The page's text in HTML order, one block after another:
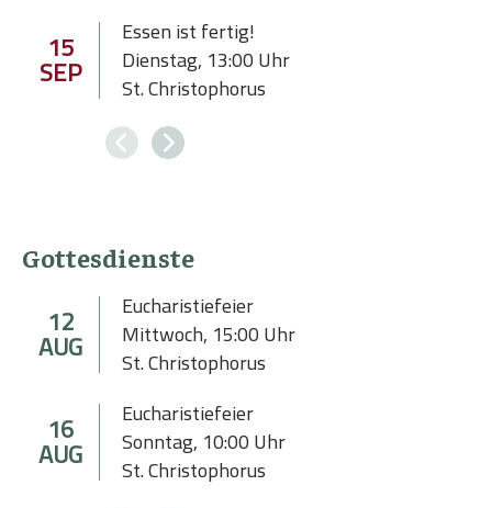
15
SEP
Essen ist fertig!
Dienstag, 13:00Uhr
St. Christophorus
Gottesdienste
12
AUG
Eucharistiefeier
Mittwoch, 15:00Uhr
St. Christophorus
16
AUG
Eucharistiefeier
Sonntag, 10:00Uhr
St. Christophorus